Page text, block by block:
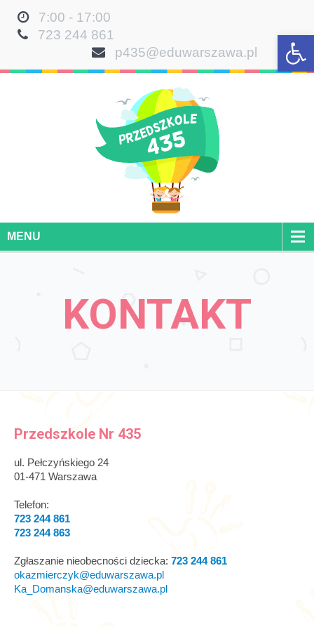
7:00 - 17:00
723 244 861
p435@eduwarszawa.pl
MENU
KONTAKT
Przedszkole Nr 435
ul. Pełczyńskiego 24
01-471 Warszawa
Telefon:
723 244 861
723 244 863
Zgłaszanie nieobecności dziecka: 723 244 861
okazmierczyk@eduwarszawa.pl
Ka_Domanska@eduwarszawa.pl